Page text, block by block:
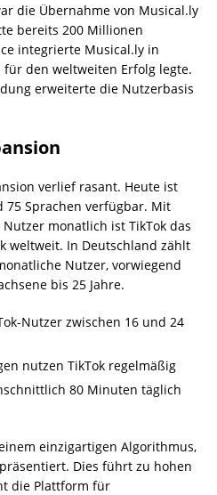
die Übernahme von Musical.ly
bereits 200 Millionen
integrierte Musical.ly in
für den weltweiten Erfolg legte.
erweiterte die Nutzerbasis
verlief rasant. Heute ist
75 Sprachen verfügbar. Mit
monatlich ist TikTok das
weltweit. In Deutschland zählt
Nutzer, vorwiegend
bis 25 Jahre.
Nutzer zwischen 16 und 24
nutzen TikTok regelmäßig
80 Minuten täglich
einzigartigen Algorithmus,
Dies führt zu hohen
die Plattform für